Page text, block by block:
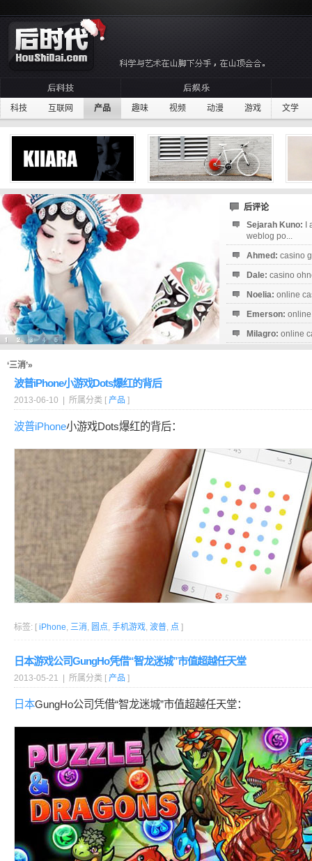
科技 互联网 产品 趣味 视频 动漫 游戏 文学
后评论
Sejarah Kuno:
weblog po...
Ahmed: casino
Dale: casino
Noelia: online
Emerson:
Milagro: online
‘三消’»
波普iPhone小游戏Dots爆红的背后
2013-06-10 | 所属分类 [ 产品 ]
波普iPhone小游戏Dots爆红的背后：
标签: [ iPhone, 三消, 圆点, 手机游戏, 波普, 点 ]
日本游戏公司GungHo凭借“智龙迷城”市值超越任天堂
2013-05-21 | 所属分类 [ 产品 ]
日本GungHo公司凭借“智龙迷城”市值超越任天堂：